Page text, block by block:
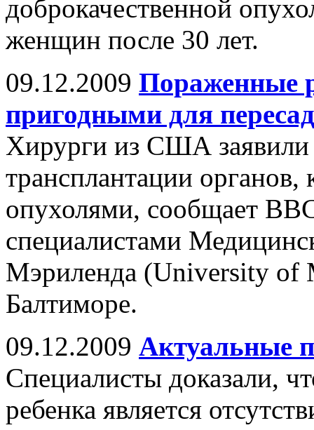
доброкачественной
женщин после 30 лет.
09.12.2009 Пораженные
пригодными для
Хирурги из США заявили
трансплантации
опухолями, сообщает
специалистами
Мэриленда (University of
Балтиморе.
09.12.2009 Актуальные
Специалисты доказали,
ребенка является